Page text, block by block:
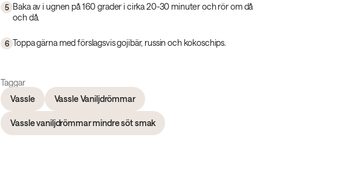
5 Baka av i ugnen på 160 grader i cirka 20-30 minuter och rör om då
och då.
6 Toppa gärna med förslagsvis gojibär, russin och kokoschips.
Taggar
Vassle
Vassle Vaniljdrömmar
Vassle vaniljdrömmar mindre söt smak